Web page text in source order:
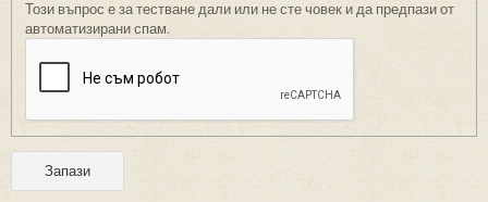
Този въпрос е за тестване дали или не сте човек и да предпази от
автоматизирани спам.